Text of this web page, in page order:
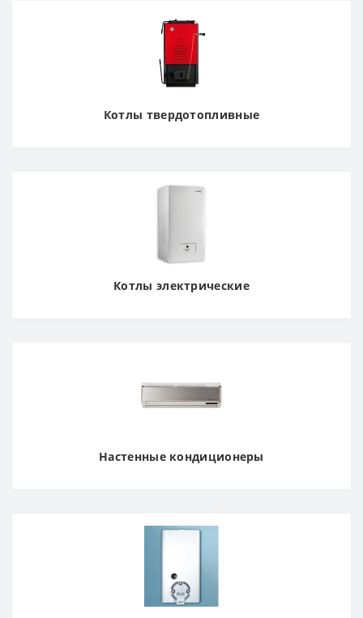
Котлы твердотопливные
Котлы электрические
Настенные кондиционеры